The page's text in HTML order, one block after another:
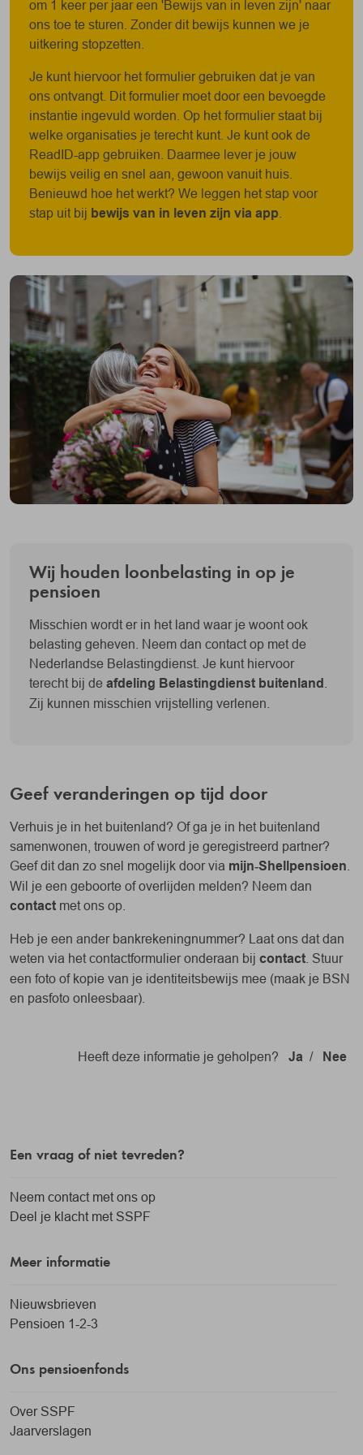
Januari
vrijdag 2 januari 2026
Februari
maandag 2 februari 2026
Maart
maandag 2 maart 2026
April
woensdag 1 april 2026
Mei
maandag 4 mei 2026*
maandag 1 juni 2026
Juli
woensdag 1 juli 2026
Augustus
maandag 3 augustus 2026
September
vrijdag 25 september 2026
December
vrijdag 18 december 2026**
* wegens Dag van de Arbeid
** wegens Kerst
maand over naar je bankrekening.
Heb je een buitenlands rekeningnummer? Dan kan
het mogelijk iets langer duren.
Maand Betaaldatum
Januari
vrijdag 23 januari 2026
Februari
woensdag 25 februari 2026
Maart
woensdag 25 maart 2026
April
vrijdag 24 april 2026
Mei
vrijdag 22 mei 2026*
Augustus
dinsdag 25 augustus 2026
September
vrijdag 25 september 2026
Oktober
vrijdag 23 oktober 2026
November
woensdag 25 november 2026
December
vrijdag 18 december 2026**
* wegens Pinksteren
** wegens Kerst
om 1 keer per jaar een 'Bewijs van in leven zijn' naar
ons toe te sturen. Zonder dit bewijs kunnen we je
uitkering stopzetten.
Je kunt hiervoor het formulier gebruiken dat je van
ons ontvangt. Dit formulier moet door een bevoegde
instantie ingevuld worden. Op het formulier staat bij
welke organisaties je terecht kunt. Je kunt ook de
ReadID-app gebruiken. Daarmee lever je jouw
bewijs veilig en snel aan, gewoon vanuit huis.
Benieuwd hoe het werkt? We leggen het stap voor
stap uit bij bewijs van in leven zijn via app
Wij houden loonbelasting in op je
pensioen
Misschien wordt er in het land waar je woont ook
belasting geheven. Neem dan contact op met de
Nederlandse Belastingdienst. Je kunt hiervoor
terecht bij de afdeling Belastingdienst buitenland
Zij kunnen misschien vrijstelling verlenen.
Geef veranderingen op tijd door
Verhuis je in het buitenland? Of ga je in het buitenland
samenwonen, trouwen of word je geregistreerd partner?
Geef dit dan zo snel mogelijk door via mijn‑Shellpensioen
Wil je een geboorte of overlijden melden? Neem dan
contact met ons op.
Heb je een ander bankrekeningnummer? Laat ons dat dan
weten via het contactformulier onderaan bij contact . Stuur
een foto of kopie van je identiteitsbewijs mee (maak je BSN
en pasfoto onleesbaar).
Heeft deze informatie je geholpen? Ja / Nee
Een vraag of niet tevreden?
Neem contact met ons op
Deel je klacht met SSPF
Meer informatie
Nieuwsbrieven
Pensioen 1-2-3
Ons pensioenfonds
Over SSPF
Jaarverslagen